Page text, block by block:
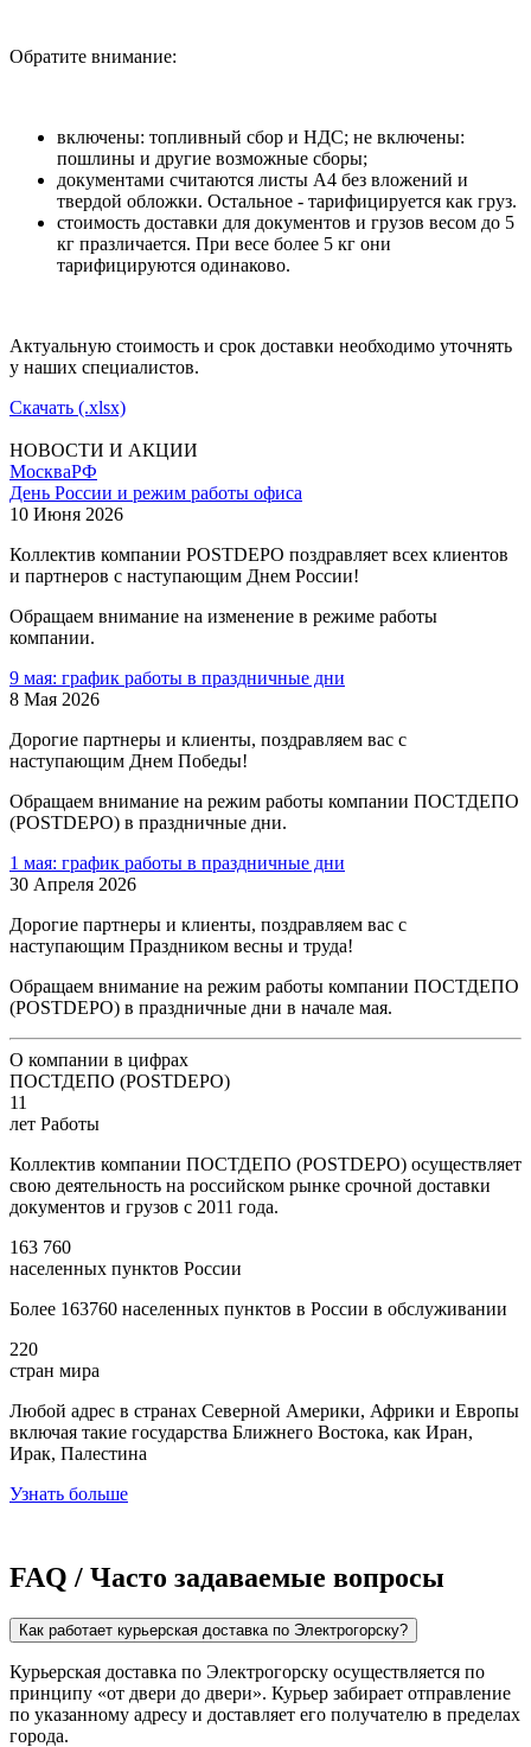
Обратите внимание:
включены: топливный сбор и НДС; не включены:
пошлины и другие возможные сборы;
документами считаются листы А4 без вложений и
твердой обложки. Остальное - тарифицируется как груз.
стоимость доставки для документов и грузов весом до 5
кг празличается. При весе более 5 кг они
тарифицируются одинаково.
Актуальную стоимость и срок доставки необходимо уточнять
у наших специалистов.
Скачать (.xlsx)
НОВОСТИ И АКЦИИ
МоскваРФ
День России и режим работы офиса
10 Июня 2026
Коллектив компании POSTDEPO поздравляет всех клиентов
и партнеров с наступающим Днем России!
Обращаем внимание на изменение в режиме работы
компании.
9 мая: график работы в праздничные дни
8 Мая 2026
Дорогие партнеры и клиенты, поздравляем вас с
наступающим Днем Победы!
Обращаем внимание на режим работы компании ПОСТДЕПО
(POSTDEPO) в праздничные дни.
1 мая: график работы в праздничные дни
30 Апреля 2026
Дорогие партнеры и клиенты, поздравляем вас с
наступающим Праздником весны и труда!
Обращаем внимание на режим работы компании ПОСТДЕПО
(POSTDEPO) в праздничные дни в начале мая.
О компании в цифрах
ПОСТДЕПО (POSTDEPO)
11
лет Работы
Коллектив компании ПОСТДЕПО (POSTDEPO) осуществляет
свою деятельность на российском рынке срочной доставки
документов и грузов с 2011 года.
163 760
населенных пунктов России
Более 163760 населенных пунктов в России в обслуживании
220
стран мира
Любой адрес в странах Северной Америки, Африки и Европы
включая такие государства Ближнего Востока, как Иран,
Ирак, Палестина
Узнать больше
FAQ / Часто задаваемые вопросы
Как работает курьерская доставка по Электрогорску?
Курьерская доставка по Электрогорску осуществляется по
принципу «от двери до двери». Курьер забирает отправление
по указанному адресу и доставляет его получателю в пределах
города.